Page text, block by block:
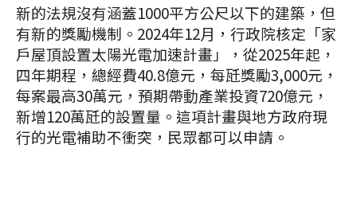
新的法規沒有涵蓋1000平方公尺以下的建築，但
有新的獎勵機制。2024年12月，行政院核定「家
戶屋頂設置太陽光電加速計畫」，從2025年起，
四年期程，總經費40.8億元，每瓩獎勵3,000元，
每案最高30萬元，預期帶動產業投資720億元，
新增120萬瓩的設置量。這項計畫與地方政府現
行的光電補助不衝突，民眾都可以申請。